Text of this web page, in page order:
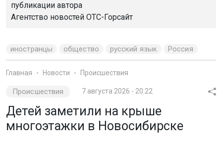
публикации автора
Агентство новостей ОТС-Горсайт
иностранцы общество русский язык Россия
Главная Новости Происшествия
Происшествия 7 августа 2026 - 20:22
Детей заметили на крыше
многоэтажки в Новосибирске